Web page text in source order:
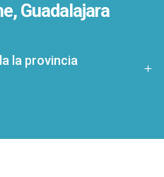
Guadalajara
la provincia